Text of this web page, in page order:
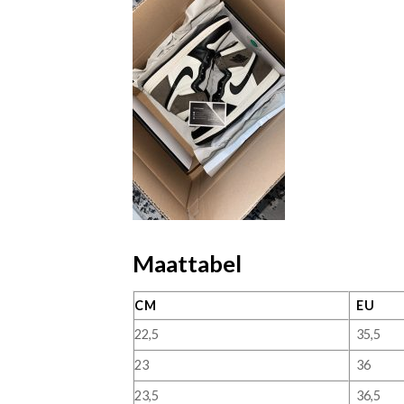
Maattabel
CM EU
22,5
35,5
23
36
23,5
36,5